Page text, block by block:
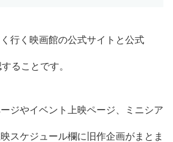
行く映画館の公式サイトと公式
ることです。
ジやイベント上映ページ、ミニシア
スケジュール欄に旧作企画がまとま